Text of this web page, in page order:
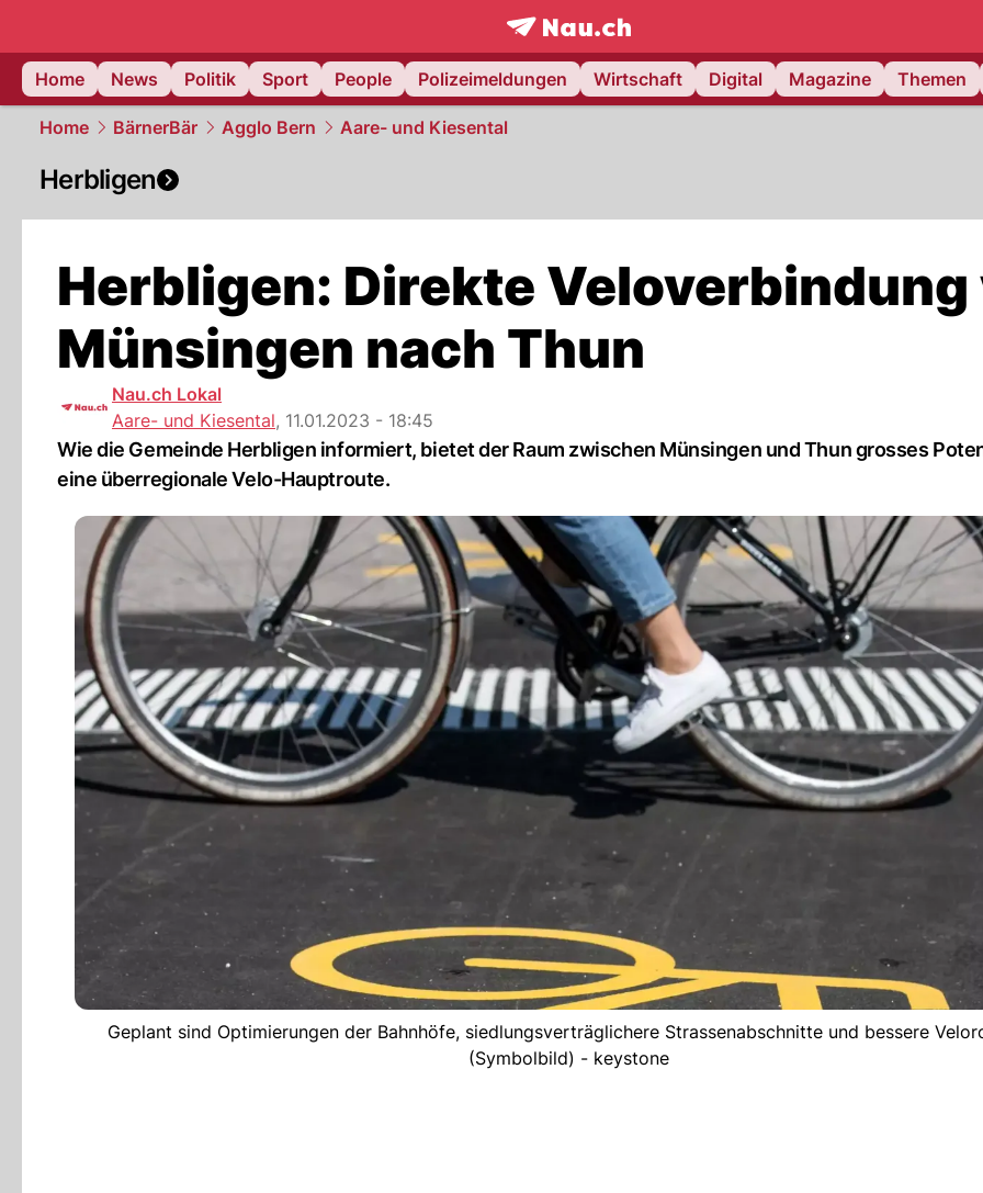
frontpage.NAU.ch
Home
News Politik Sport People Polizeimeldungen Wirtschaft Digital Magazine Themen
Home BärnerBär Agglo Bern Aare- und Kiesental
Herbligen
Herbligen: Direkte Veloverbindung
Münsingen nach Thun
Nau.ch Lokal
Aare- und Kiesental, 11.01.2023 - 18:45
Wie die Gemeinde Herbligen informiert, bietet der Raum zwischen Münsingen und Thun grosses
eine überregionale Velo-Hauptroute.
Geplant sind Optimierungen der Bahnhöfe, siedlungsverträglichere Strassenabschnitte und bessere
(Symbolbild) - keystone